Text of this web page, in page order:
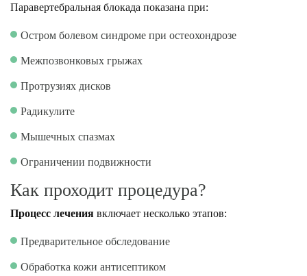
Паравертебральная блокада показана при:
Остром болевом синдроме при остеохондрозе
Межпозвонковых грыжах
Протрузиях дисков
Радикулите
Мышечных спазмах
Ограничении подвижности
Как проходит процедура?
Процесс лечения включает несколько этапов:
Предварительное обследование
Обработка кожи антисептиком